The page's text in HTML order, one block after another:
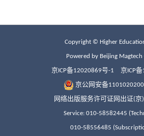
Copyright © Higher
Powered by Beijing Magtech
京ICP备12020869号-1 京ICP
京公网安备
网络出版服务许可证网出证(京
Service: 010-58582445
010-58556485